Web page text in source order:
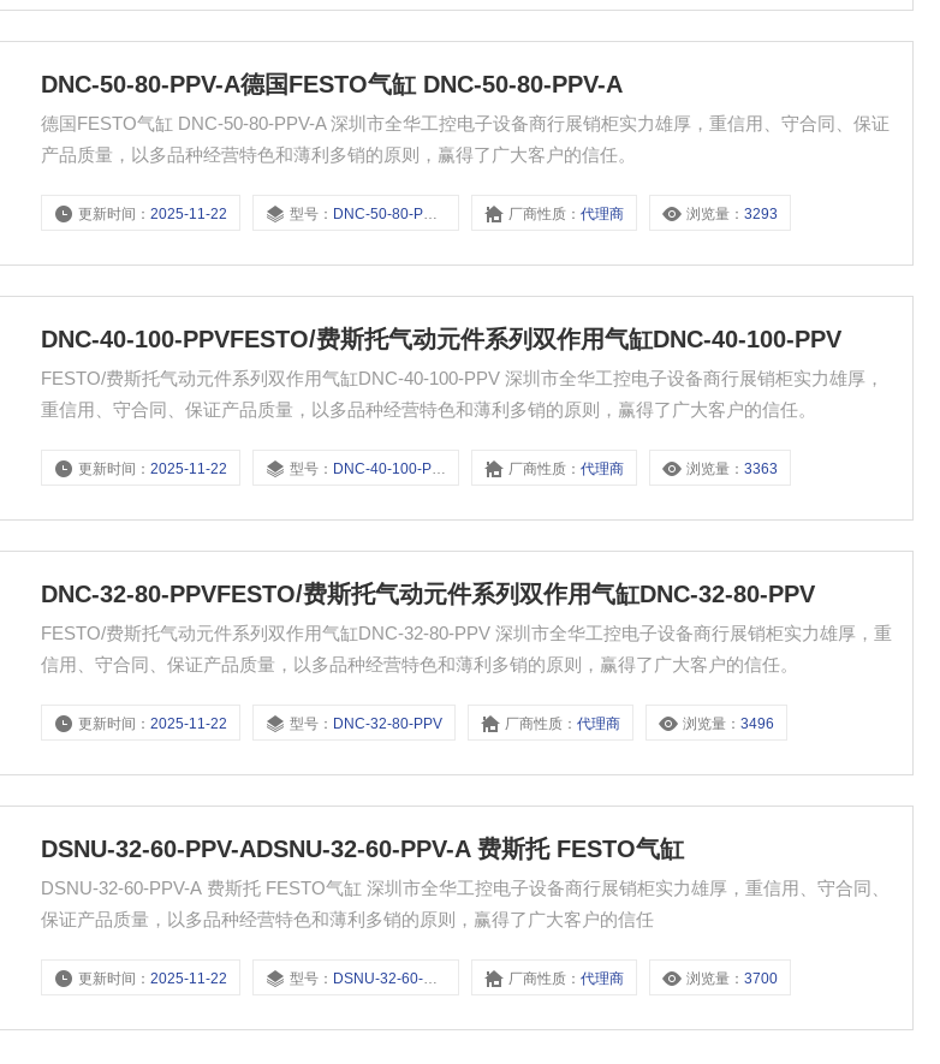
DNC-50-80-PPV-A德国FESTO气缸 DNC-50-80-PPV-A
德国FESTO气缸 DNC-50-80-PPV-A 深圳市全华工控电子设备商行展销柜实力雄厚，重信用、守合同、保证
产品质量，以多品种经营特色和薄利多销的原则，赢得了广大客户的信任。
更新时间：2025-11-22 型号： DNC-50-80-PPV-A 厂商性质：代理商 浏览量：3293
DNC-40-100-PPVFESTO/费斯托气动元件系列双作用气缸DNC-40-100-PPV
FESTO/费斯托气动元件系列双作用气缸DNC-40-100-PPV 深圳市全华工控电子设备商行展销柜实力雄厚，
重信用、守合同、保证产品质量，以多品种经营特色和薄利多销的原则，赢得了广大客户的信任。
更新时间：2025-11-22 型号： DNC-40-100-PPV 厂商性质：代理商 浏览量：3363
DNC-32-80-PPVFESTO/费斯托气动元件系列双作用气缸DNC-32-80-PPV
FESTO/费斯托气动元件系列双作用气缸DNC-32-80-PPV 深圳市全华工控电子设备商行展销柜实力雄厚，重
信用、守合同、保证产品质量，以多品种经营特色和薄利多销的原则，赢得了广大客户的信任。
更新时间：2025-11-22 型号： DNC-32-80-PPV 厂商性质：代理商 浏览量：3496
DSNU-32-60-PPV-ADSNU-32-60-PPV-A 费斯托 FESTO气缸
DSNU-32-60-PPV-A 费斯托 FESTO气缸 深圳市全华工控电子设备商行展销柜实力雄厚，重信用、守合同、
保证产品质量，以多品种经营特色和薄利多销的原则，赢得了广大客户的信任
更新时间：2025-11-22 型号： DSNU-32-60-PPV-A 厂商性质：代理商 浏览量：3700